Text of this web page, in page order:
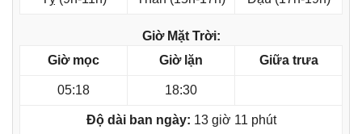
Giờ Mặt Trời:
Giờ mọc
Giờ lặn Giữa trưa
05:18 18:30
Độ dài ban ngày: 13 giờ 11 phút